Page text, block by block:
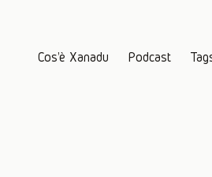
Cos'è Xanadu Podcast